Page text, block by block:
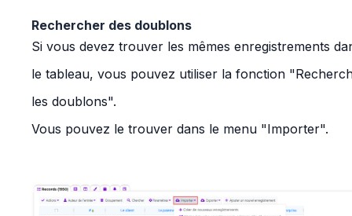
Rechercher des doublons
Si vous devez trouver les mêmes enregistrements
le tableau, vous pouvez utiliser la fonction
les doublons".
Vous pouvez le trouver dans le menu "Importer".